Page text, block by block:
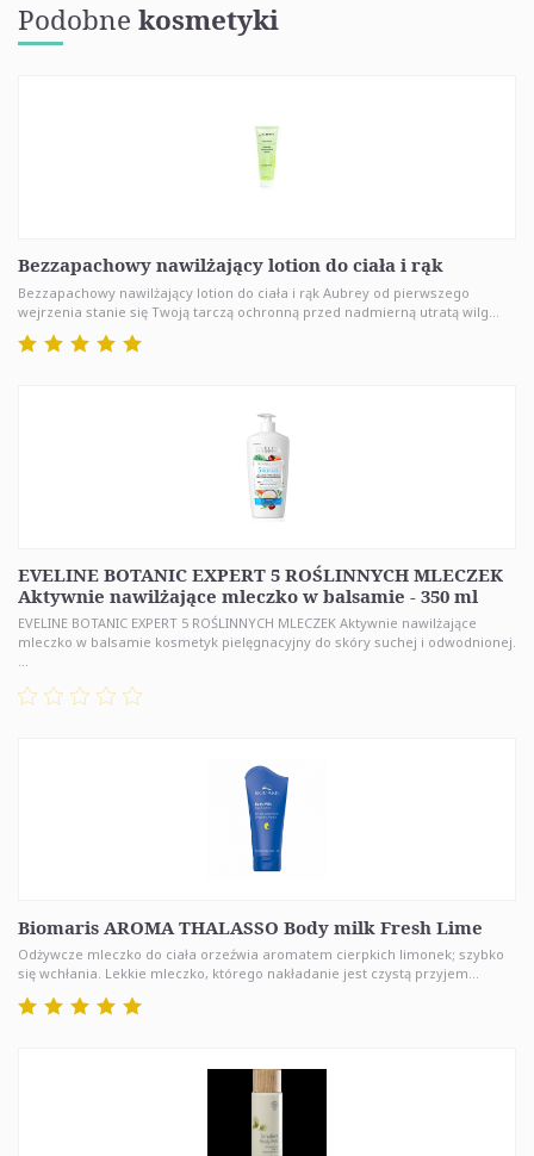
Podobne kosmetyki
Bezzapachowy nawilżający lotion do ciała i rąk
Bezzapachowy nawilżający lotion do ciała i rąk Aubrey od pierwszego
wejrzenia stanie się Twoją tarczą ochronną przed nadmierną utratą wilg...
EVELINE BOTANIC EXPERT 5 ROŚLINNYCH MLECZEK
Aktywnie nawilżające mleczko w balsamie - 350 ml
EVELINE BOTANIC EXPERT 5 ROŚLINNYCH MLECZEK Aktywnie nawilżające
mleczko w balsamie kosmetyk pielęgnacyjny do skóry suchej i odwodnionej.
...
Biomaris AROMA THALASSO Body milk Fresh Lime
Odżywcze mleczko do ciała orzeźwia aromatem cierpkich limonek; szybko
się wchłania. Lekkie mleczko, którego nakładanie jest czystą przyjem...